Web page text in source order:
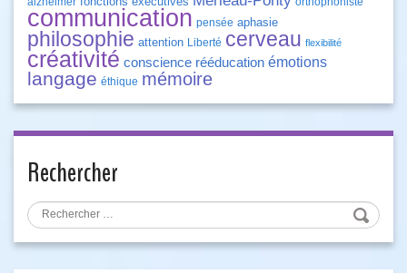
communication pensée aphasie
philosophie attention Liberté cerveau flexibilité
créativité conscience rééducation émotions
langage éthique mémoire
Rechercher